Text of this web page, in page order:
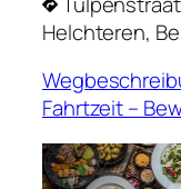
Helchteren,
Fahrtzeit –